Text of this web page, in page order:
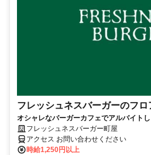
フレッシュネスバーガーのフ
オシャレなバーガーカフェでアルバイト
ーガー店舗スタッフの求人。
フレッシュネスバーガー町屋
アクセス お問い合わせください
時給1,250円以上